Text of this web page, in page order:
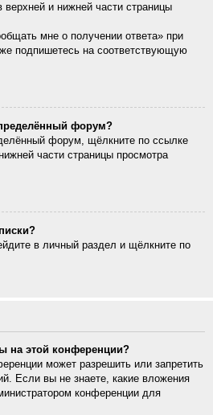
верхней и нижней части страницы
мне о получении ответа» при
подпишетесь на соответствующую
форум?
форум, щёлкните по ссылке
части страницы просмотра
в личный раздел и щёлкните по
на этой конференции?
может разрешить или запретить
Если вы не знаете, какие вложения
конференции для